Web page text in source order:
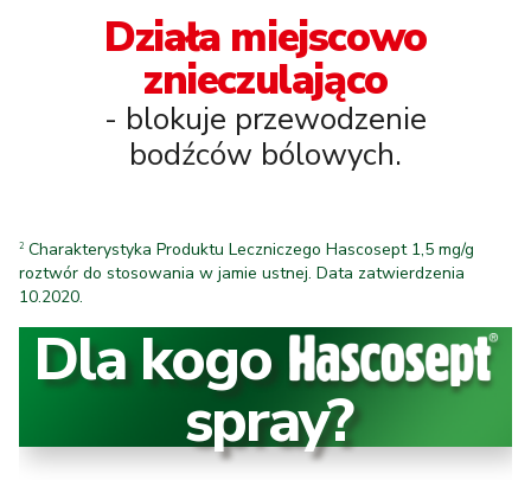
Działa miejscowo
znieczulająco
- blokuje przewodzenie
bodźców bólowych.
2 Charakterystyka Produktu Leczniczego Hascosept 1,5 mg/g
roztwór do stosowania w jamie ustnej. Data zatwierdzenia
10.2020.
Dla kogo
spray?